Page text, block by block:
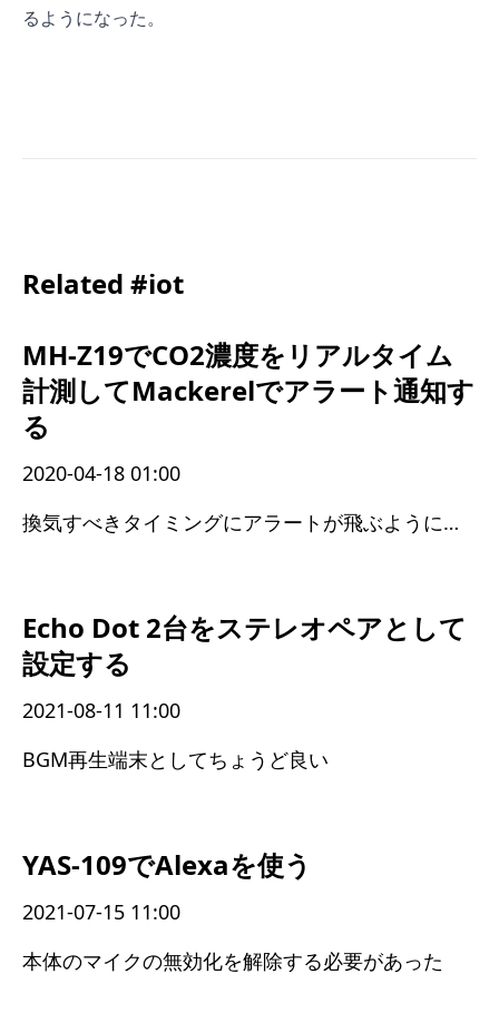
るようになった。
Related #iot
MH-Z19でCO2濃度をリアルタイム
計測してMackerelでアラート通知す
る
2020-04-18 01:00
換気すべきタイミングにアラートが飛ぶようになった
Echo Dot 2台をステレオペアとして
設定する
2021-08-11 11:00
BGM再生端末としてちょうど良い
YAS-109でAlexaを使う
2021-07-15 11:00
本体のマイクの無効化を解除する必要があった